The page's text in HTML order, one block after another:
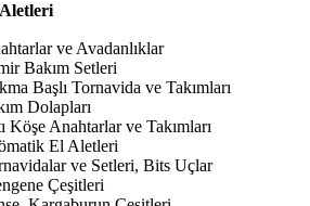
ve Avadanlıklar
Bakım Setleri
Başlı Tornavida ve Takımları
Dolapları
Köşe Anahtarlar ve Takımları
El Aletleri
ve Setleri, Bits Uçlar
Çeşitleri